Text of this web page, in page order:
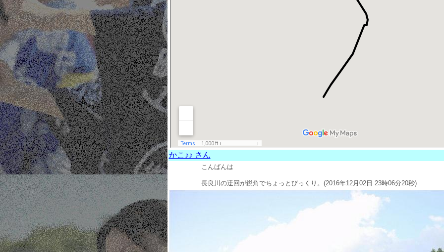
かこ♪♪ さん
こんばんは
長良川の迂回が鋭角でちょっとびっくり。 (2016年12月02日 23時06分20秒)